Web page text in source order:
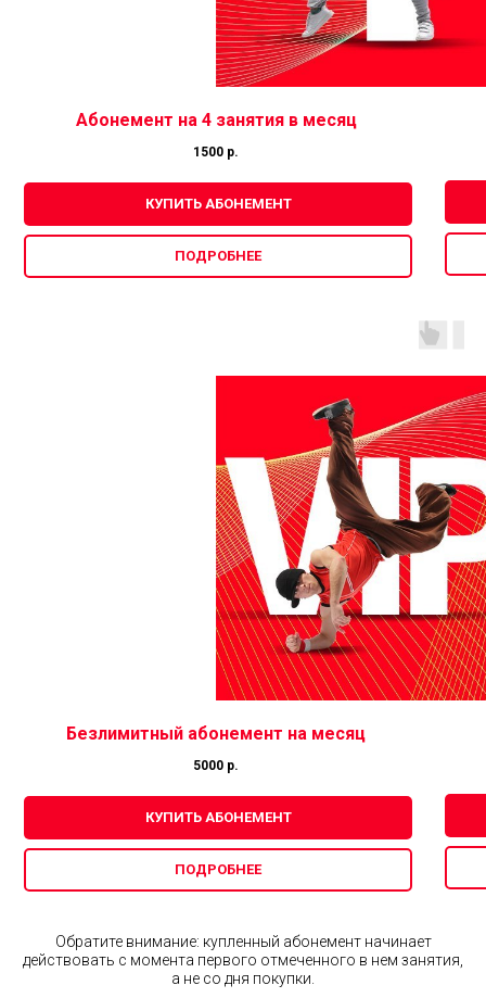
Абонемент на 4 занятия в месяц
1500 р.
КУПИТЬ АБОНЕМЕНТ
ПОДРОБНЕЕ
Безлимитный абонемент на месяц
5000 р.
КУПИТЬ АБОНЕМЕНТ
ПОДРОБНЕЕ
Обратите внимание: купленный абонемент начинает
действовать с момента первого отмеченного в нем занятия,
а не со дня покупки.